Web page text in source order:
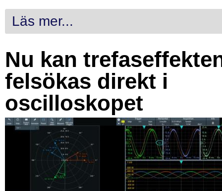
Läs mer...
Nu kan
felsökas direkt i
oscilloskopet